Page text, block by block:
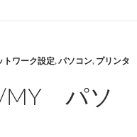
トワーク設定,パソコン, プリンタ
MY パソ